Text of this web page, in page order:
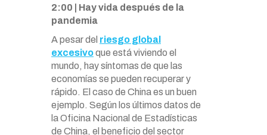
2:00 | Hay vida después de la
pandemia
A pesar del riesgo global
excesivoque está viviendo el
mundo, hay síntomas de que las
economías se pueden recuperar y
rápido. El caso de China es un buen
ejemplo. Según los últimos datos de
la Oficina Nacional de Estadísticas
de China, el beneficio del sector